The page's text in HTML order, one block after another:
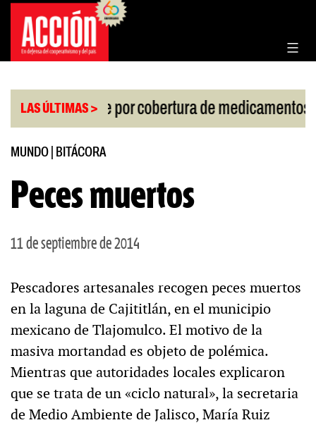
Saltar
contenido
LAS ÚLTIMAS >
de la Corte por cobertura de medicamentos |
MUNDO BITÁCORA
Peces muertos
11 de septiembre de 2014
Pescadores artesanales recogen peces muertos
en la laguna de Cajititlán, en el municipio
mexicano de Tlajomulco. El motivo de la
masiva mortandad es objeto de polémica.
Mientras que autoridades locales explicaron
que se trata de un «ciclo natural», la secretaria
de Medio Ambiente de Jalisco, María Ruiz